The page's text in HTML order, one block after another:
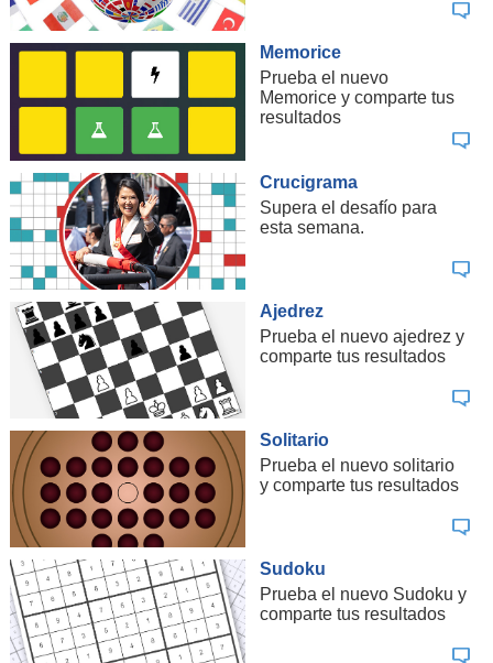
Memorice
Prueba el nuevo
Memorice y comparte tus
resultados
Crucigrama
Supera el desafío para
esta semana.
Ajedrez
Prueba el nuevo ajedrez y
comparte tus resultados
Solitario
Prueba el nuevo solitario
y comparte tus resultados
Sudoku
Prueba el nuevo Sudoku y
comparte tus resultados